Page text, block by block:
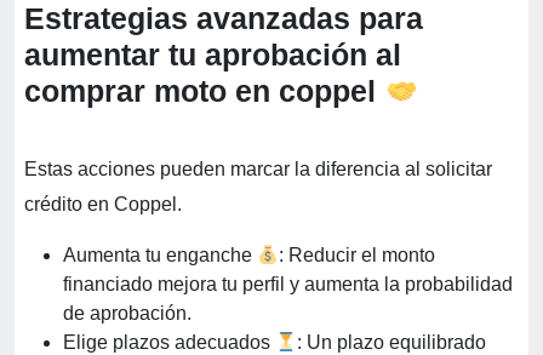
Estrategias avanzadas para
aumentar tu aprobación al
comprar moto en coppel
Estas acciones pueden marcar la diferencia al solicitar
crédito en Coppel.
Aumenta tu enganche
: Reducir el monto
financiado mejora tu perfil y aumenta la probabilidad
de aprobación.
Elige plazos adecuados
: Un plazo equilibrado